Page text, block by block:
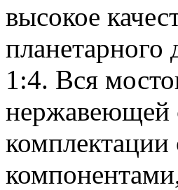
высокое
1:4. Вся
нержавеющей